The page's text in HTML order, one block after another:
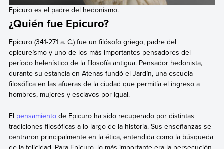
Epicuro es el padre del hedonismo.
¿Quién fue Epicuro?
Epicuro (341-271 a. C.) fue un filósofo griego, padre del
epicureísmo y uno de los más importantes pensadores del
período helenístico de la filosofía antigua. Pensador hedonista,
durante su estancia en Atenas fundó el Jardín, una escuela
filosófica en las afueras de la ciudad que permitía el ingreso a
hombres, mujeres y esclavos por igual.
El pensamientode Epicuro ha sido recuperado por distintas
tradiciones filosóficas a lo largo de la historia. Sus enseñanzas se
centraron principalmente en la ética, entendida como la búsqueda